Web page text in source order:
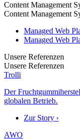
Content Management
Content Management
Managed Web
Managed Web
Unsere Referenzen
Unsere Referenzen
Trolli
Der
globalen Betrieb.
Zur Story ›
AWO